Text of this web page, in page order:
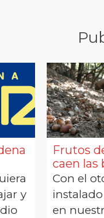
y
Frutos
caen las
Con el
en